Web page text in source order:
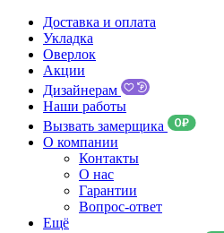
Доставка и оплата
Укладка
Оверлок
Акции
Дизайнерам
Наши работы
Вызвать замерщика
О компании
Контакты
О нас
Гарантии
Вопрос-ответ
Ещё